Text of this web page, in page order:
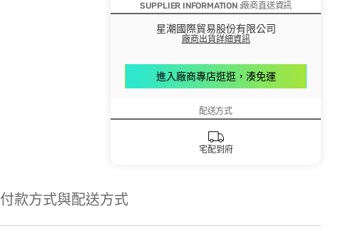
SUPPLIER INFORMATION :廠商直送資訊
星潮國際貿易股份有限公司
廠商出貨詳細資訊
進入廠商專店逛逛，湊免運
配送方式
宅配到府
付款方式與配送方式